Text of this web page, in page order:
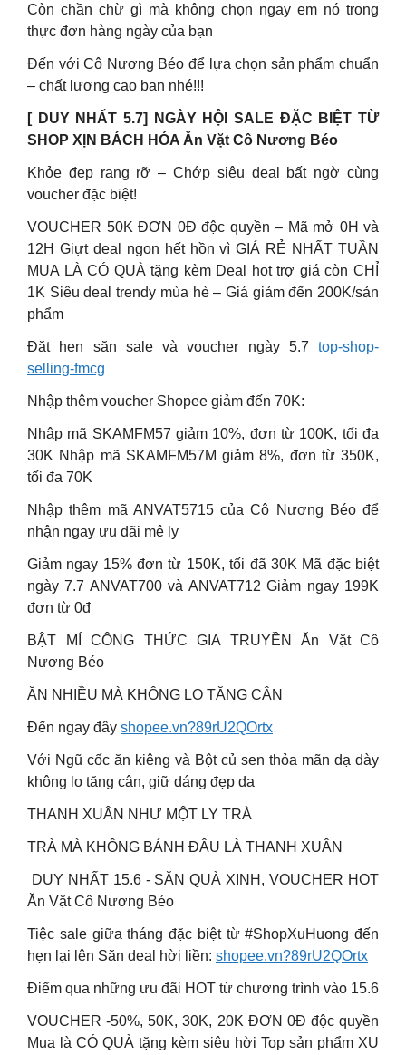
Còn chần chừ gì mà không chọn ngay em nó trong
thực đơn hàng ngày của bạn
Đến với Cô Nương Béo để lựa chọn sản phẩm chuẩn
– chất lượng cao bạn nhé!!!
[ DUY NHẤT 5.7] NGÀY HỘI SALE ĐẶC BIỆT TỪ
SHOP XỊN BÁCH HÓA Ăn Vặt Cô Nương Béo
Khỏe đẹp rạng rỡ – Chớp siêu deal bất ngờ cùng
voucher đặc biệt!
VOUCHER 50K ĐƠN 0Đ độc quyền – Mã mở 0H và
12H Giựt deal ngon hết hồn vì GIÁ RẺ NHẤT TUẦN
MUA LÀ CÓ QUÀ tặng kèm Deal hot trợ giá còn CHỈ
1K Siêu deal trendy mùa hè – Giá giảm đến 200K/sản
phẩm
Đặt hẹn săn sale và voucher ngày 5.7 top-shop-
selling-fmcg
Nhập thêm voucher Shopee giảm đến 70K:
Nhập mã SKAMFM57 giảm 10%, đơn từ 100K, tối đa
30K Nhập mã SKAMFM57M giảm 8%, đơn từ 350K,
tối đa 70K
Nhập thêm mã ANVAT5715 của Cô Nương Béo để
nhận ngay ưu đãi mê ly
Giảm ngay 15% đơn từ 150K, tối đã 30K Mã đặc biệt
ngày 7.7 ANVAT700 và ANVAT712 Giảm ngay 199K
đơn từ 0đ
BẬT MÍ CÔNG THỨC GIA TRUYỀN Ăn Vặt Cô
Nương Béo
ĂN NHIỀU MÀ KHÔNG LO TĂNG CÂN
Đến ngay đây shopee.vn?89rU2QOrtx
Với Ngũ cốc ăn kiêng và Bột củ sen thỏa mãn dạ dày
không lo tăng cân, giữ dáng đẹp da
THANH XUÂN NHƯ MỘT LY TRÀ
TRÀ MÀ KHÔNG BÁNH ĐÂU LÀ THANH XUÂN
DUY NHẤT 15.6 ️- SĂN QUÀ XINH, VOUCHER HOT
Ăn Vặt Cô Nương Béo
Tiệc sale giữa tháng đặc biệt từ #ShopXuHuong đến
hẹn lại lên Săn deal hời liền: shopee.vn?89rU2QOrtx
Điểm qua những ưu đãi HOT từ chương trình vào 15.6
VOUCHER -50%, 50K, 30K, 20K ĐƠN 0Đ độc quyền
Mua là CÓ QUÀ tặng kèm siêu hời Top sản phẩm XU